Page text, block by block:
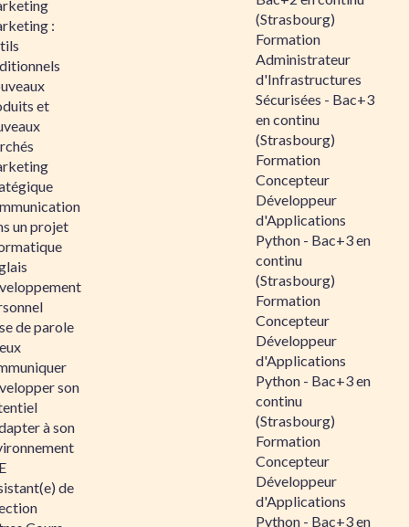
:
et
un projet
de parole
son
à son
de
(Strasbourg)
Formation
Administrateur
d'Infrastructures
Sécurisées - Bac+3
en continu
(Strasbourg)
Formation
Concepteur
Développeur
d'Applications
Python - Bac+3 en
continu
(Strasbourg)
Formation
Concepteur
Développeur
d'Applications
Python - Bac+3 en
continu
(Strasbourg)
Formation
Concepteur
Développeur
d'Applications
Python - Bac+3 en